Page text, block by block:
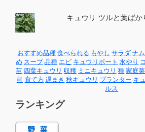
キュウリ ツルと葉ばか
おすすめ品種 食べられる もやし サラダ ナ
め スープ 品種 エビ キュウリボート 水やり
苗 四葉キュウリ 収穫 ミニキュウリ 種 家庭
司 育て方 遅まき 秋キュウリ プランター キ
ルス
ランキング